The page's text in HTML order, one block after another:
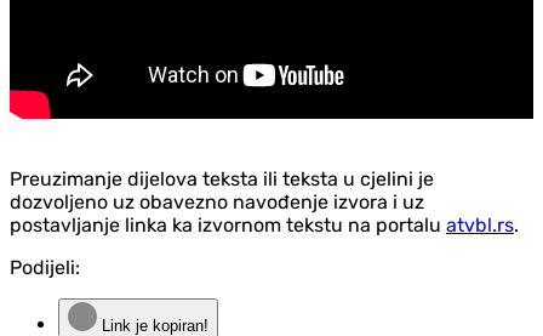
Preuzimanje dijelova teksta ili teksta u cjelini je
dozvoljeno uz obavezno navođenje izvora i uz
postavljanje linka ka izvornom tekstu na portalu atvbl.rs.
Podijeli:
Link je kopiran!